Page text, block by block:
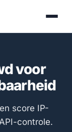
voor
score IP-
controle.